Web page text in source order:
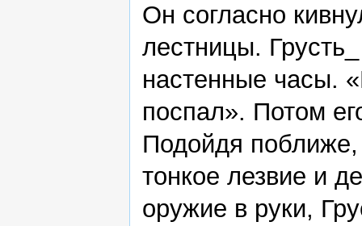
Он согласно
лестницы.
настенные часы.
поспал». Потом
Подойдя поближе,
тонкое лезвие и
оружие в руки,